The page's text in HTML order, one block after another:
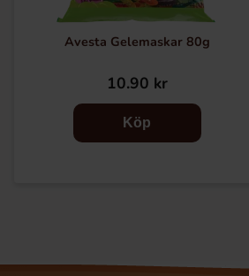
Avesta Gelemaskar 80g
10.90 kr
Köp